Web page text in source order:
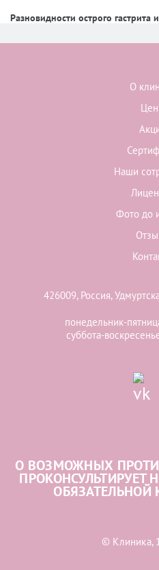
Разновидности острого гастрита
О
Наши
Фото до
426009, Россия,
понедельник-
суббота-
О ВОЗМОЖНЫХ
ПРОКОНСУЛЬТИРУЕТ
ОБЯЗАТЕЛЬНОЙ
© Клиника,